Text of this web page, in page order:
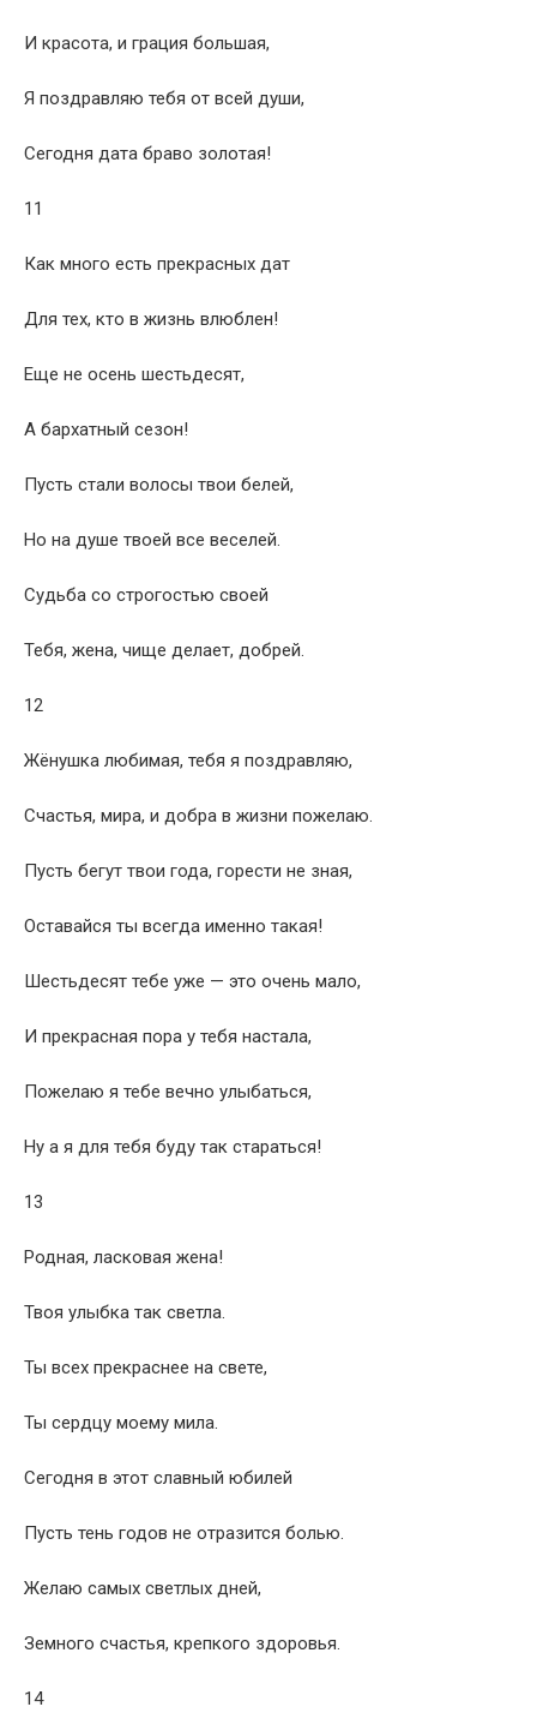
И красота, и грация большая,
Я поздравляю тебя от всей души,
Сегодня дата браво золотая!
11
Как много есть прекрасных дат
Для тех, кто в жизнь влюблен!
Еще не осень шестьдесят,
А бархатный сезон!
Пусть стали волосы твои белей,
Но на душе твоей все веселей.
Судьба со строгостью своей
Тебя, жена, чище делает, добрей.
12
Жёнушка любимая, тебя я поздравляю,
Счастья, мира, и добра в жизни пожелаю.
Пусть бегут твои года, горести не зная,
Оставайся ты всегда именно такая!
Шестьдесят тебе уже — это очень мало,
И прекрасная пора у тебя настала,
Пожелаю я тебе вечно улыбаться,
Ну а я для тебя буду так стараться!
13
Родная, ласковая жена!
Твоя улыбка так светла.
Ты всех прекраснее на свете,
Ты сердцу моему мила.
Сегодня в этот славный юбилей
Пусть тень годов не отразится болью.
Желаю самых светлых дней,
Земного счастья, крепкого здоровья.
14